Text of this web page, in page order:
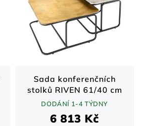
Sada konferenčních
stolků RIVEN 61/40 cm
– zlatá a stříbrná
DODÁNÍ 1-4 TÝDNY
6 813 Kč